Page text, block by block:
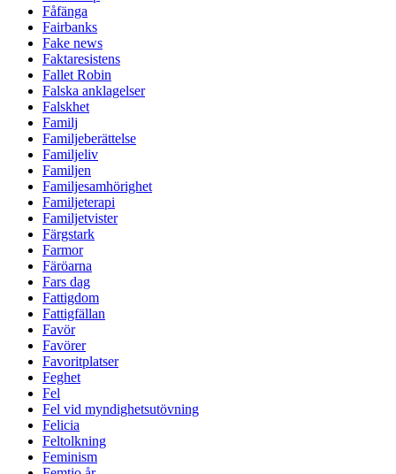
Fåfänga
Fairbanks
Fake news
Faktaresistens
Fallet Robin
Falska anklagelser
Falskhet
Familj
Familjeberättelse
Familjeliv
Familjen
Familjesamhörighet
Familjeterapi
Familjetvister
Färgstark
Farmor
Färöarna
Fars dag
Fattigdom
Fattigfällan
Favör
Favörer
Favoritplatser
Feghet
Fel
Fel vid myndighetsutövning
Felicia
Feltolkning
Feminism